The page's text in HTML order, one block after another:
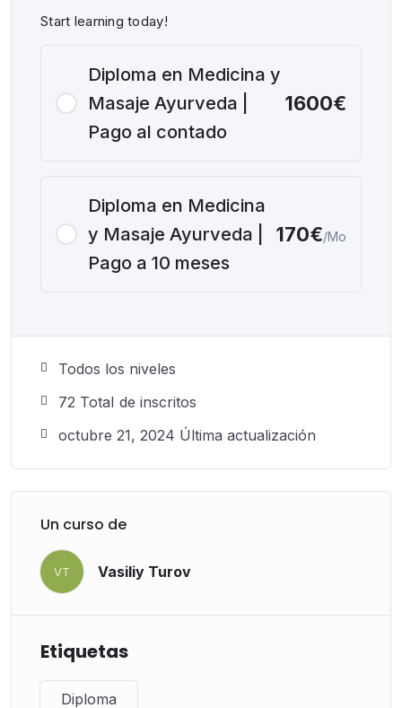
Start learning today!
Diploma en Medicina y
Masaje Ayurveda |
Pago al contado
1600€
Diploma en Medicina
y Masaje Ayurveda |
Pago a 10 meses
170€/Mo
Todos los niveles
72 TotaI de inscritos
octubre 21, 2024 Última actualización
Un curso de
VT Vasiliy Turov
Etiquetas
Diploma